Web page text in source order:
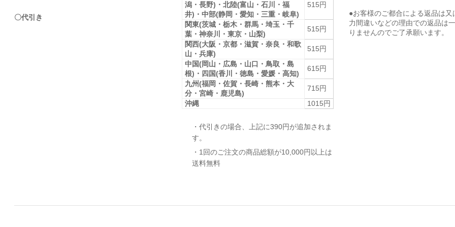
〇代引き
潟・長野)・北陸(富山・石川・福
井)・中部(静岡・愛知・三重・岐阜)
515円
関東(茨城・栃木・群馬・埼玉・千
葉・神奈川・東京・山梨)
515円
関西(大阪・京都・滋賀・奈良・和歌
山・兵庫)
515円
中国(岡山・広島・山口・鳥取・島
根)・四国(香川・徳島・愛媛・高知)
615円
九州(福岡・佐賀・長崎・熊本・大
分・宮崎・鹿児島)
715円
沖縄
1015円
・代引きの場合、上記に390円が追加されま
す。
・1回のご注文の商品総額が10,000円以上は
送料無料
●お客様のご都合による返品は又
力間違いなどの理由での返品は
りませんのでご了承願います。